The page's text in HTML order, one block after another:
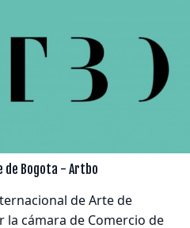
de Bogota - Artbo
de Arte de
la cámara de Comercio de